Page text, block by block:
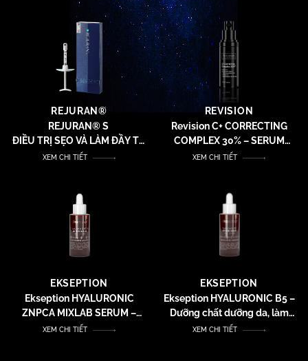
REJURAN®
REJURAN® S
ĐIỀU TRỊ SẸO VÀ LÀM ĐẦY TỰ
NHIÊN
XEM CHI TIẾT
REVISION
Revision C+ CORRECTING
COMPLEX 30% – SERUM
DƯỠNG SÁNG DA VÀ CHỐNG
XEM CHI TIẾT
EKSEPTION
Ekseption HYALURONIC
ZNPCA MIXLAB SERUM –
Dưỡng chất giúp giảm dầu
XEM CHI TIẾT
EKSEPTION
Ekseption HYALURONIC B5 –
Dưỡng chất dưỡng da, làm
mềm và dưỡng ẩm, giúp da
XEM CHI TIẾT